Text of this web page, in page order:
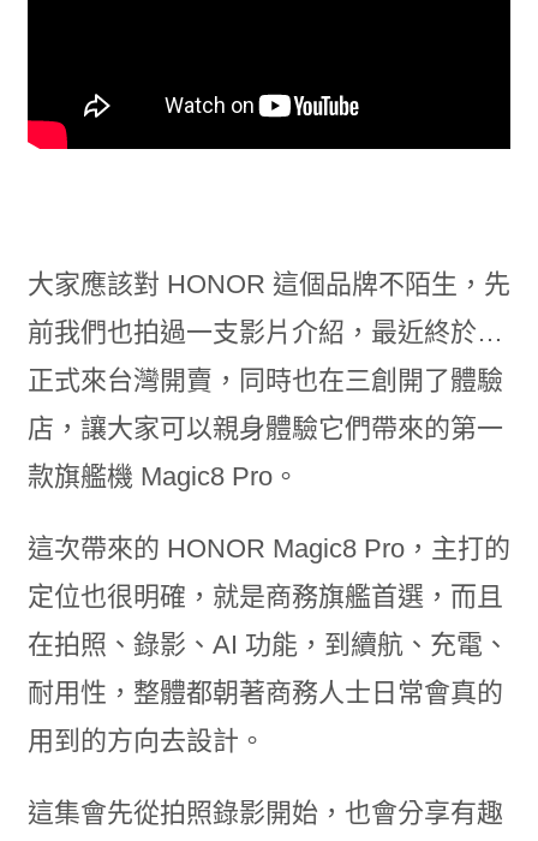
大家應該對 HONOR 這個品牌不陌生，先
前我們也拍過一支影片介紹，最近終於…
正式來台灣開賣，同時也在三創開了體驗
店，讓大家可以親身體驗它們帶來的第一
款旗艦機 Magic8 Pro。
這次帶來的 HONOR Magic8 Pro，主打的
定位也很明確，就是商務旗艦首選，而且
在拍照、錄影、AI 功能，到續航、充電、
耐用性，整體都朝著商務人士日常會真的
用到的方向去設計。
這集會先從拍照錄影開始，也會分享有趣